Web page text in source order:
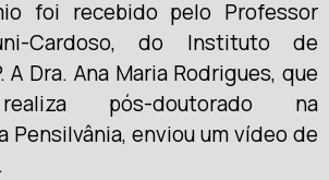
foi recebido pelo Professor
Cardoso, do Instituto de
A Dra. Ana Maria Rodrigues, que
pós-doutorado na
Pensilvânia, enviou um vídeo de